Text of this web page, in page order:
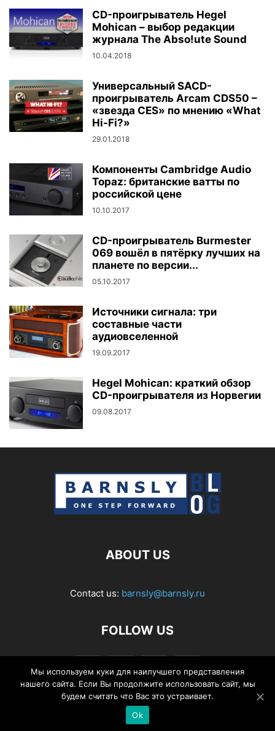
CD-проигрыватель Hegel
Mohican – выбор редакции
журнала The Abso!ute Sound
10.04.2018
Универсальный SACD-
проигрыватель Arcam CDS50 –
«звезда CES» по мнению «What
Hi-Fi?»
29.01.2018
Компоненты Cambridge Audio
Topaz: британские ватты по
российской цене
10.10.2017
CD-проигрыватель Burmester
069 вошёл в пятёрку лучших на
планете по версии...
05.10.2017
Источники сигнала: три
составные части
аудиовселенной
19.09.2017
Hegel Mohican: краткий обзор
CD-проигрывателя из Норвегии
09.08.2017
ABOUT US
Contact us: barnsly@barnsly.ru
FOLLOW US
© Barnsly Sound Org.
Мы используем куки для наилучшего представления
нашего сайта. Если Вы продолжите использовать сайт, мы
будем считать что Вас это устраивает.
Ok